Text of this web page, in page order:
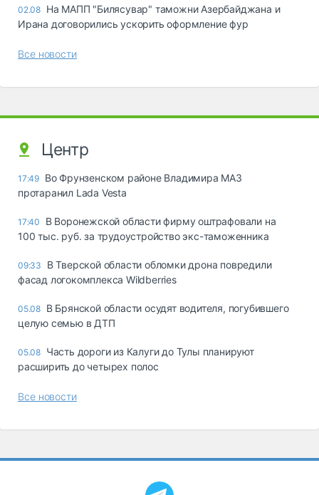
02.08 На МАПП "Билясувар" таможни Азербайджана и
Ирана договорились ускорить оформление фур
Все новости
Центр
17:49 Во Фрунзенском районе Владимира МАЗ
протаранил Lada Vesta
17:40
В Воронежской области фирму оштрафовали на
100 тыс. руб. за трудоустройство экс-таможенника
09:33
В Тверской области обломки дрона повредили
фасад логокомплекса Wildberries
05.08 В Брянской области осудят водителя, погубившего
целую семью в ДТП
05.08 Часть дороги из Калуги до Тулы планируют
расширить до четырех полос
Все новости